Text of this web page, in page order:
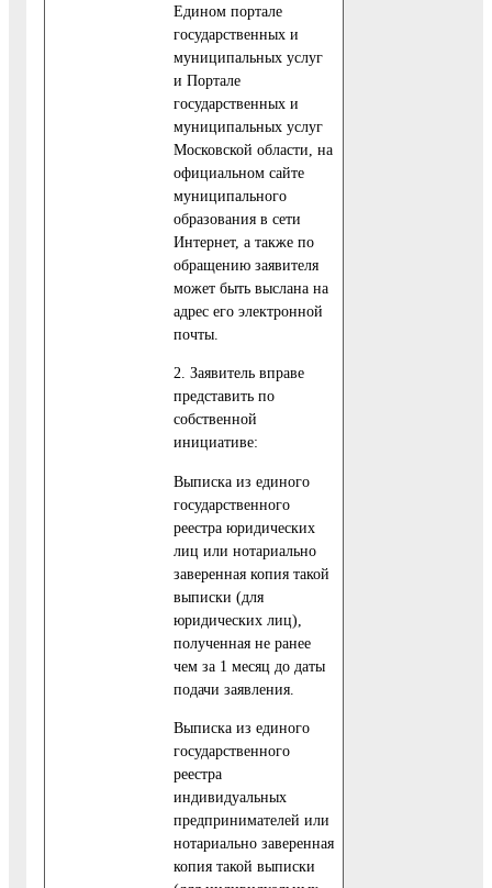
Едином портале
государственных и
муниципальных услуг
и Портале
государственных и
муниципальных услуг
Московской области, на
официальном сайте
муниципального
образования в сети
Интернет, а также по
обращению заявителя
может быть выслана на
адрес его электронной
почты.
2. Заявитель вправе
представить по
собственной
инициативе:
Выписка из единого
государственного
реестра юридических
лиц или нотариально
заверенная копия такой
выписки (для
юридических лиц),
полученная не ранее
чем за 1 месяц до даты
подачи заявления.
Выписка из единого
государственного
реестра
индивидуальных
предпринимателей или
нотариально заверенная
копия такой выписки